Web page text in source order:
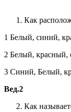
Как
1 Белый, синий,
2 Белый, красный,
3 Синий, Белый,
Вед.2
Как